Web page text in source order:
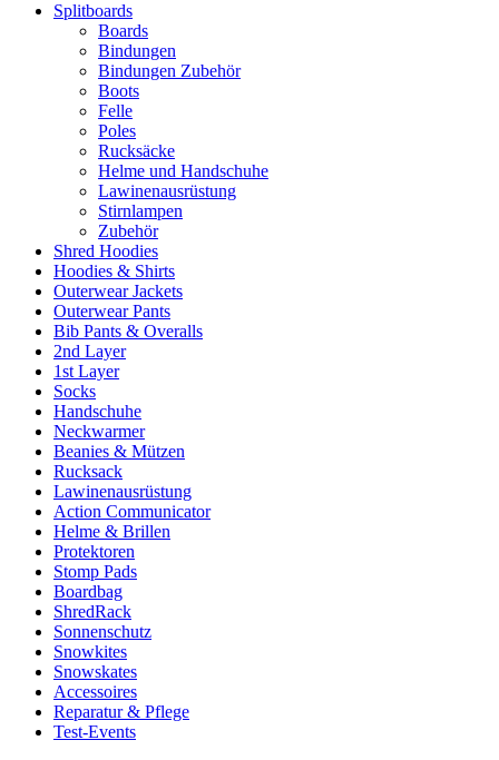
Splitboards
Boards
Bindungen
Bindungen Zubehör
Boots
Felle
Poles
Rucksäcke
Helme und Handschuhe
Lawinenausrüstung
Stirnlampen
Zubehör
Shred Hoodies
Hoodies & Shirts
Outerwear Jackets
Outerwear Pants
Bib Pants & Overalls
2nd Layer
1st Layer
Socks
Handschuhe
Neckwarmer
Beanies & Mützen
Rucksack
Lawinenausrüstung
Action Communicator
Helme & Brillen
Protektoren
Stomp Pads
Boardbag
ShredRack
Sonnenschutz
Snowkites
Snowskates
Accessoires
Reparatur & Pflege
Test-Events